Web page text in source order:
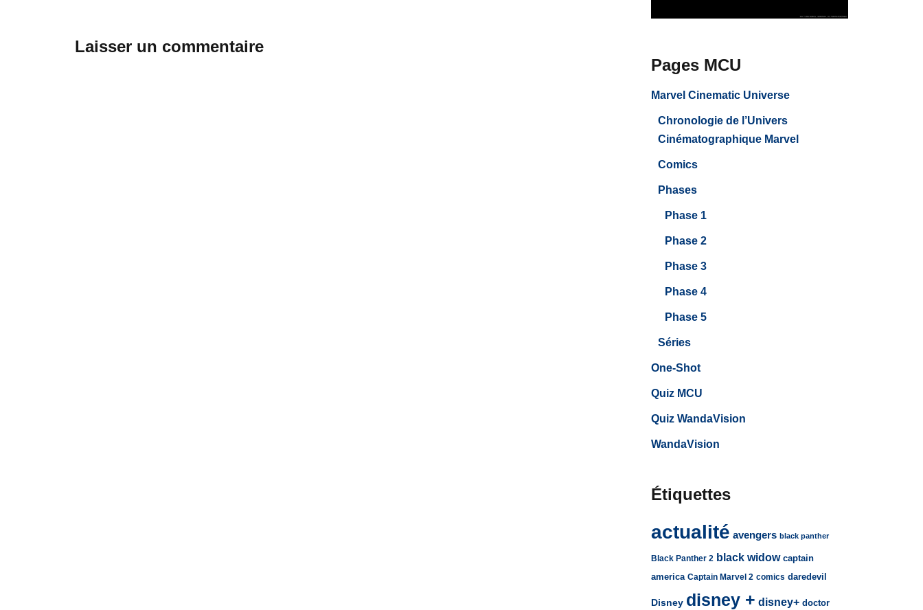
Laisser un commentaire
Pages MCU
Marvel Cinematic Universe
Chronologie de l’Univers
Cinématographique Marvel
Comics
Phases
Phase 1
Phase 2
Phase 3
Phase 4
Phase 5
Séries
One-Shot
Quiz MCU
Quiz WandaVision
WandaVision
Étiquettes
actualité avengers black panther
Black Panther 2 black widow captain
america Captain Marvel 2 comics daredevil
Disney disney + disney+ doctor